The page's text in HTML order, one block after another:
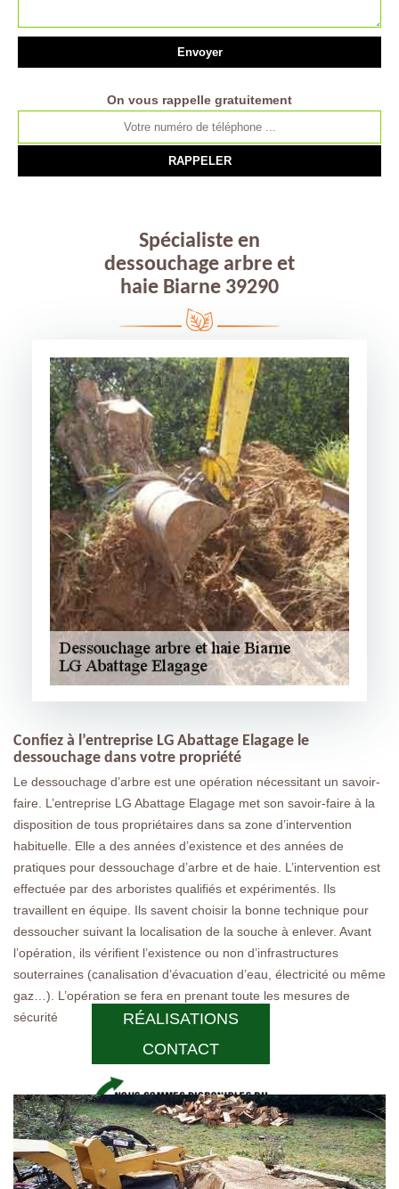
RÉALISATIONS
CONTACT
On vous rappelle gratuitement
Spécialiste en
dessouchage arbre et
haie Biarne 39290
Confiez à l’entreprise LG Abattage Elagage le
dessouchage dans votre propriété
Le dessouchage d’arbre est une opération nécessitant un savoir-
faire. L’entreprise LG Abattage Elagage met son savoir-faire à la
disposition de tous propriétaires dans sa zone d’intervention
habituelle. Elle a des années d’existence et des années de
pratiques pour dessouchage d’arbre et de haie. L’intervention est
effectuée par des arboristes qualifiés et expérimentés. Ils
travaillent en équipe. Ils savent choisir la bonne technique pour
dessoucher suivant la localisation de la souche à enlever. Avant
l’opération, ils vérifient l’existence ou non d’infrastructures
souterraines (canalisation d’évacuation d’eau, électricité ou même
gaz…). L’opération se fera en prenant toute les mesures de
sécurité